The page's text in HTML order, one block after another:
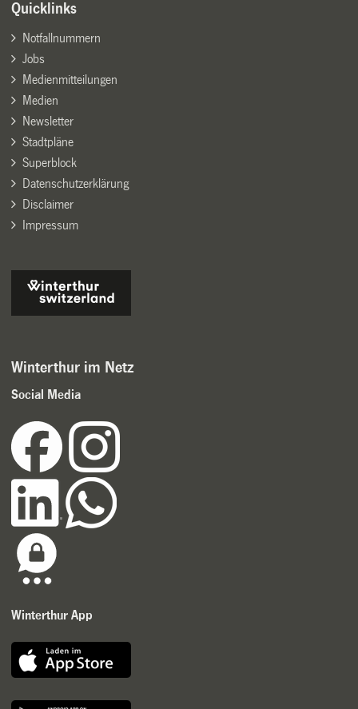
Quicklinks
Notfallnummern
Jobs
Medienmitteilungen
Medien
Newsletter
Stadtpläne
Superblock
Datenschutzerklärung
Disclaimer
Impressum
Winterthur im Netz
Social Media
Winterthur App